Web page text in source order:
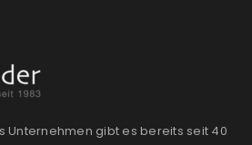
Unternehmen gibt es bereits seit 40